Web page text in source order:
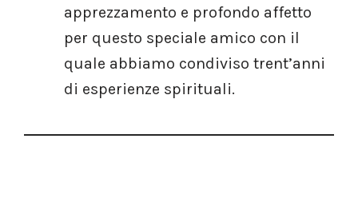
apprezzamento e profondo affetto
per questo speciale amico con il
quale abbiamo condiviso trent’anni
di esperienze spirituali.